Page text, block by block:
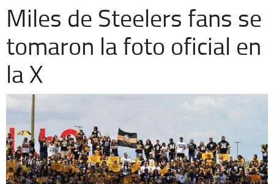
Cronos
Economía
Espectáculos
Extra +
Miles de Steelers fans se
tomaron la foto oficial en
la X